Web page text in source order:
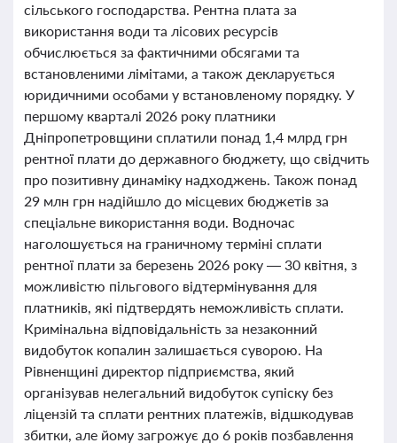
сільського господарства. Рентна плата за
використання води та лісових ресурсів
обчислюється за фактичними обсягами та
встановленими лімітами, а також декларується
юридичними особами у встановленому порядку. У
першому кварталі 2026 року платники
Дніпропетровщини сплатили понад 1,4 млрд грн
рентної плати до державного бюджету, що свідчить
про позитивну динаміку надходжень. Також понад
29 млн грн надійшло до місцевих бюджетів за
спеціальне використання води. Водночас
наголошується на граничному терміні сплати
рентної плати за березень 2026 року — 30 квітня, з
можливістю пільгового відтермінування для
платників, які підтвердять неможливість сплати.
Кримінальна відповідальність за незаконний
видобуток копалин залишається суворою. На
Рівненщині директор підприємства, який
організував нелегальний видобуток супіску без
ліцензій та сплати рентних платежів, відшкодував
збитки, але йому загрожує до 6 років позбавлення